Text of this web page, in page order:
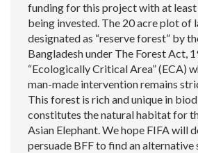
funding for this project with at
being invested. The 20 acre plot of
designated as “reserve forest” by
Bangladesh under The Forest Act,
“Ecologically Critical Area” (ECA)
man-made intervention remains
This forest is rich and unique in
constitutes the natural habitat for
Asian Elephant. We hope FIFA will
persuade BFF to find an